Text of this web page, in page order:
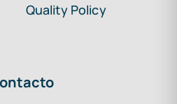
Quality Policy